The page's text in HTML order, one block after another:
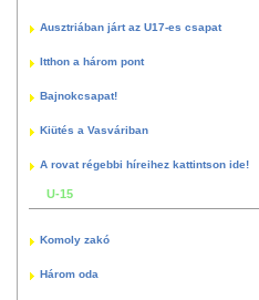
Ausztriában járt az U17-es csapat
Itthon a három pont
Bajnokcsapat!
Kiütés a Vasváriban
A rovat régebbi híreihez kattintson ide!
U-15
Komoly zakó
Három oda